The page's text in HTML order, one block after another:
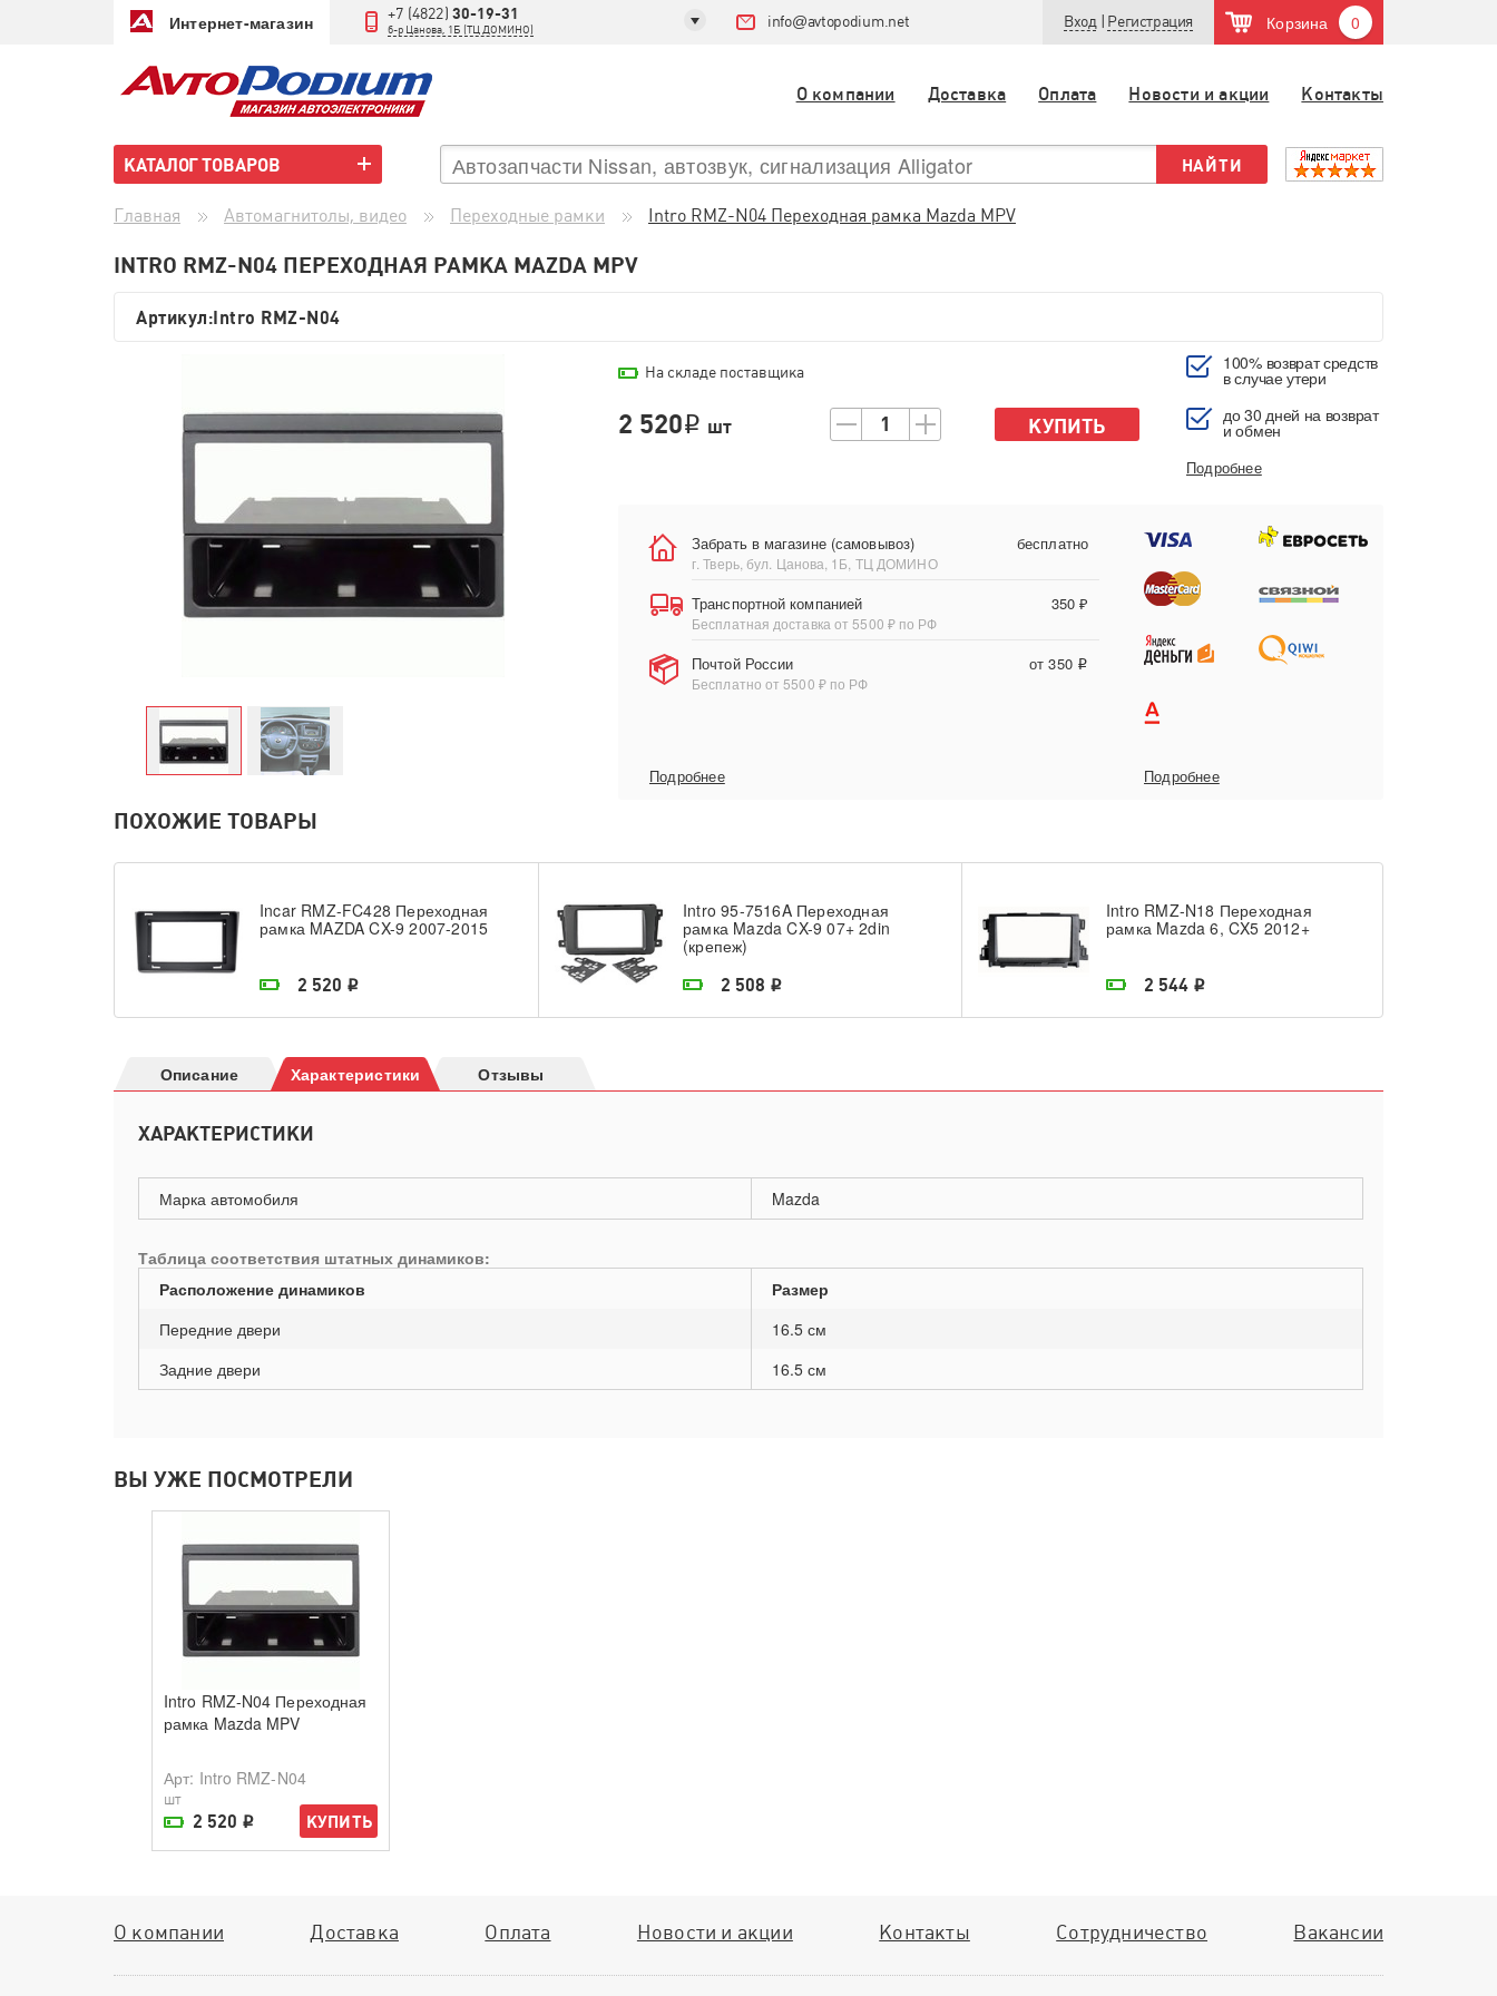
Интернет-магазин +7 (4822) 30-19-31
б-р Цанова, 1Б (ТЦ ДОМИНО) info@avtopodium.net Вход Регистрация Корзина 0
О компании Доставка Оплата Новости и акции Контакты
КАТАЛОГ ТОВАРОВ
Главная Автомагнитолы, видео Переходные рамки Intro RMZ-N04 Переходная рамка Mazda MPV
INTRO RMZ-N04 ПЕРЕХОДНАЯ РАМКА MAZDA MPV
Артикул:Intro RMZ-N04
На складе поставщика
2 520i шт 1 КУПИТЬ
Забрать в магазине (самовывоз) бесплатно
г. Тверь, бул. Цанова, 1Б, ТЦ ДОМИНО
Транспортной компанией 350 ₽
Бесплатная доставка от 5500 ₽ по РФ
Почтой России от 350 i
Бесплатно от 5500 ₽ по РФ
Подробнее
100% возврат средств
в случае утери
до 30 дней на возврат
и обмен
Подробнее
Подробнее
ПОХОЖИЕ ТОВАРЫ
Incar RMZ-FC428 Переходная
рамка MAZDA CX-9 2007-2015
На складе поставщика
2 520 i
Intro 95-7516A Переходная
рамка Mazda CX-9 07+ 2din
(крепеж)
На складе поставщика
2 508 i
Intro RMZ-N18 Переходная
рамка Mazda 6, CX5 2012+
На складе поставщика
2 544 i
Описание Характеристики Отзывы
ХАРАКТЕРИСТИКИ
Марка автомобиля Mazda
Таблица соответствия штатных динамиков:
Расположение динамиков
Размер
Передние двери
16.5 см
Задние двери
16.5 см
ВЫ УЖЕ ПОСМОТРЕЛИ
На складе поставщика
Intro RMZ-N04 Переходная
рамка Mazda MPV
Арт: Intro RMZ-N04
шт
2 520 i КУПИТЬ
О компании Доставка Оплата Новости и акции Контакты Сотрудничество Вакансии